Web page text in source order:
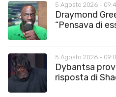
5 Agosto 2026 -
Draymond
“Pensava di
5 Agosto 2026 -
Dybantsa
risposta di